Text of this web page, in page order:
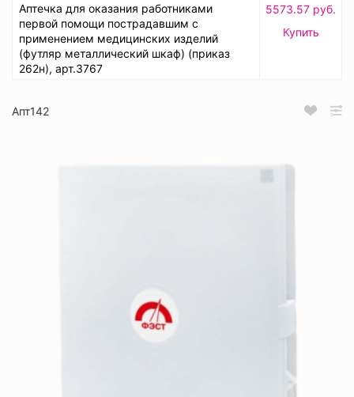
Аптечка для оказания работниками
первой помощи пострадавшим с
применением медицинских изделий
(футляр металлический шкаф) (приказ
262н), арт.3767
5573.57 руб.
Купить
Апт142